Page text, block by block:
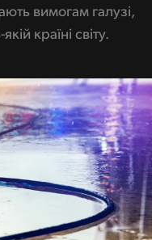
вимогам галузі,
країні світу.